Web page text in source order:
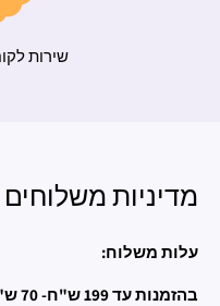
מדיניות משלוחים
עלות משלוח:
בהזמנות עד 199 ש"ח- 70 ש"ח.